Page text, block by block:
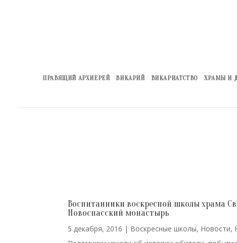
ПРАВЯЩИЙ АРХИЕРЕЙ ВИКАРИЙ ВИКАРИАТСТВО ХРАМЫ И
Воспитанники воскресной школы храма
Новоспасский монастырь
5 декабря, 2016 | Воскресные школы, Новости,